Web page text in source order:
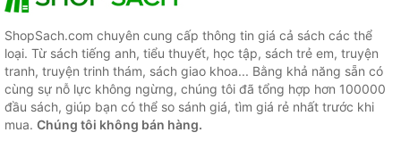
ShopSach.com chuyên cung cấp thông tin giá cả sách các thể
loại. Từ sách tiếng anh, tiểu thuyết, học tập, sách trẻ em, truyện
tranh, truyện trinh thám, sách giao khoa... Bằng khả năng sẵn có
cùng sự nỗ lực không ngừng, chúng tôi đã tổng hợp hơn 100000
đầu sách, giúp bạn có thể so sánh giá, tìm giá rẻ nhất trước khi
mua. Chúng tôi không bán hàng.